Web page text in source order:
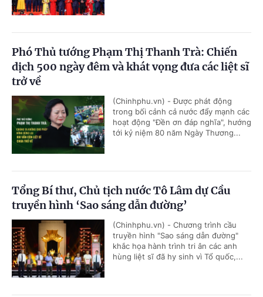
Phó Thủ tướng Phạm Thị Thanh Trà: Chiến
dịch 500 ngày đêm và khát vọng đưa các liệt sĩ
trở về
(Chinhphu.vn) - Được phát động
trong bối cảnh cả nước đẩy mạnh các
hoạt động "Đền ơn đáp nghĩa", hướng
tới kỷ niệm 80 năm Ngày Thương...
Tổng Bí thư, Chủ tịch nước Tô Lâm dự Cầu
truyền hình ‘Sao sáng dẫn đường’
(Chinhphu.vn) - Chương trình cầu
truyền hình "Sao sáng dẫn đường"
khắc họa hành trình tri ân các anh
hùng liệt sĩ đã hy sinh vì Tổ quốc,...